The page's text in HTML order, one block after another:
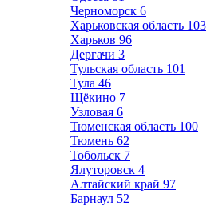
Черноморск 6
Харьковская область 103
Харьков 96
Дергачи 3
Тульская область 101
Тула 46
Щёкино 7
Узловая 6
Тюменская область 100
Тюмень 62
Тобольск 7
Ялуторовск 4
Алтайский край 97
Барнаул 52